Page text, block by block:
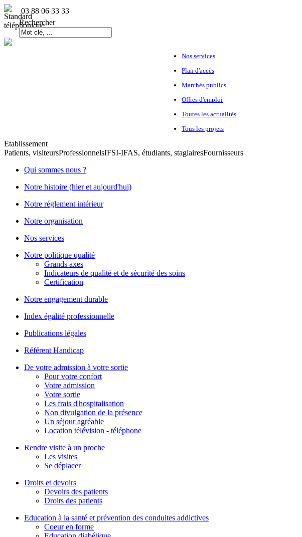
03 88 06 33 33
Rechercher
Nos services
Plan d'accès
Marchés publics
Offres d'emploi
Toutes les actualités
Tous les projets
Etablissement
Patients, visiteursProfessionnelsIFSI-IFAS, étudiants, stagiairesFournisseurs
Qui sommes nous ?
Notre histoire (hier et aujourd'hui)
Notre réglement intérieur
Notre organisation
Nos services
Notre politique qualité
Grands axes
Indicateurs de qualité et de sécurité des soins
Certification
Notre engagement durable
Index égalité professionnelle
Publications légales
Référent Handicap
De votre admission à votre sortie
Pour votre confort
Votre admission
Votre sortie
Les frais d'hospitalisation
Non divulgation de la présence
Un séjour agréable
Location télévision - téléphone
Rendre visite à un proche
Les visites
Se déplacer
Droits et devoirs
Devoirs des patients
Droits des patients
Education à la santé et prévention des conduites addictives
Coeur en forme